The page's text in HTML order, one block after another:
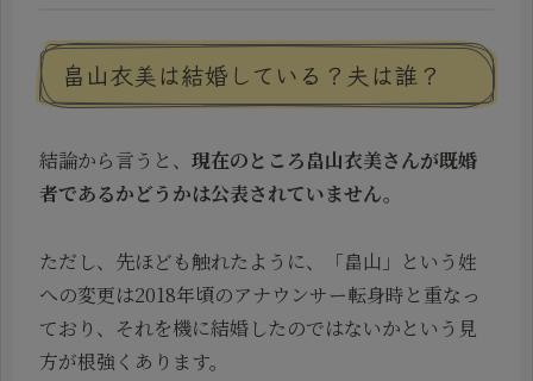
畠山衣美は結婚している？夫は誰？
結論から言うと、 現在のところ畠山衣美さんが既婚
者であるかどうかは公表されていません。
ただし、先ほども触れたように、「畠山」という姓
への変更は2018年頃のアナウンサー転身時と重なっ
ており、それを機に結婚したのではないかという見
方が根強くあります。